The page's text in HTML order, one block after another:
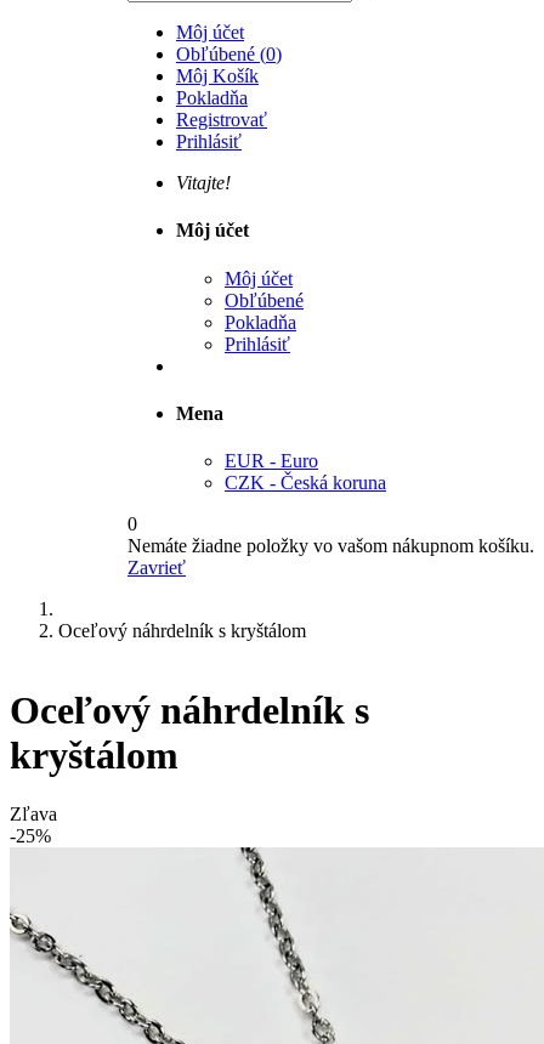
Môj účet
Obľúbené (0)
Môj Košík
Pokladňa
Registrovať
Prihlásiť
Vitajte!
Môj účet
Môj účet
Obľúbené
Pokladňa
Prihlásiť
Mena
EUR - Euro
CZK - Česká koruna
0
Nemáte žiadne položky vo vašom nákupnom košíku.
Zavrieť
Oceľový náhrdelník s kryštálom
Oceľový náhrdelník s
kryštálom
Zľava
-25%